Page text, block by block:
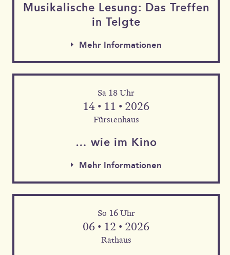
Mehr Informationen
Musika­lische Le­sung: Das Tref­fen
in Telgte
Mehr Informationen
Mehr Informationen
Sa 18 Uhr
14 • 11 • 2026
Fürstenhaus
… wie im Kino
Mehr Informationen
So 16 Uhr
06 • 12 • 2026
Rathaus